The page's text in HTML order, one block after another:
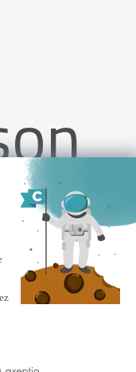
VECCHIO 4m x 3m